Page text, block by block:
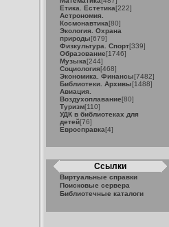
Етика. Естетика[222]
Астрономия.
Космонавтика[80]
Экология. Охрана
природы[679]
Физкультура. Спорт[339]
Образование[1746]
Музыка[244]
Социология[468]
Экономика. Финансы[7482]
Библиотеки. Архивы[1488]
Авиация.
Воздухоплавание[80]
Туризм[110]
УДК в библиотеках для
детей[76]
Евросправка[4]
Ссылки
Виртуальные справки
Поисковые сервера
Библиотечные каталоги